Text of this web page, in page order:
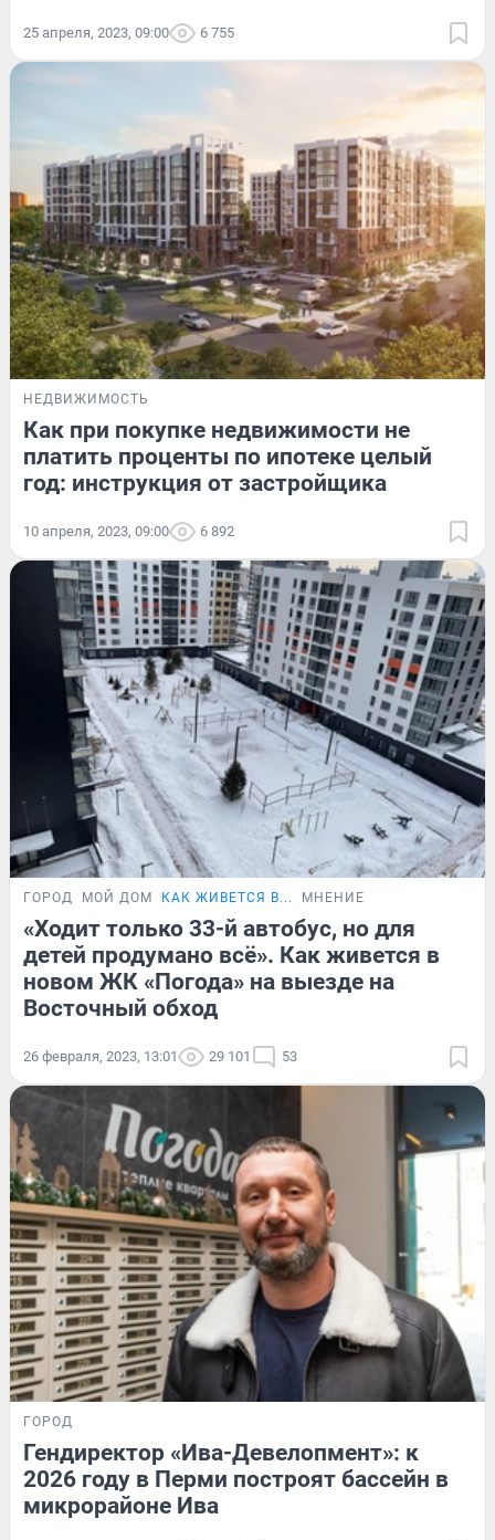
25 апреля, 2023, 09:00 6 755
НЕДВИЖИМОСТЬ
Как при покупке недвижимости не
платить проценты по ипотеке целый
год: инструкция от застройщика
10 апреля, 2023, 09:00 6 892
ГОРОД МОЙ ДОМ КАК ЖИВЕТСЯ В... МНЕНИЕ
«Ходит только 33-й автобус, но для
детей продумано всё». Как живется в
новом ЖК «Погода» на выезде на
Восточный обход
26 февраля, 2023, 13:01 29 101 53
ГОРОД
Гендиректор «Ива-Девелопмент»: к
2026 году в Перми построят бассейн в
микрорайоне Ива